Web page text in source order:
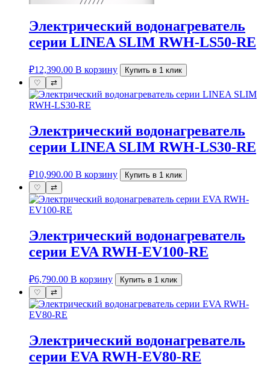
Электрический водонагреватель
серии LINEA SLIM RWH-LS50-RE
₽12,390.00 В корзину
Купить в 1 клик
♡
⇄
Электрический водонагреватель
серии LINEA SLIM RWH-LS30-RE
₽10,990.00 В корзину
Купить в 1 клик
♡
⇄
Электрический водонагреватель
серии EVA RWH-EV100-RE
₽6,790.00 В корзину
Купить в 1 клик
♡
⇄
Электрический водонагреватель
серии EVA RWH-EV80-RE